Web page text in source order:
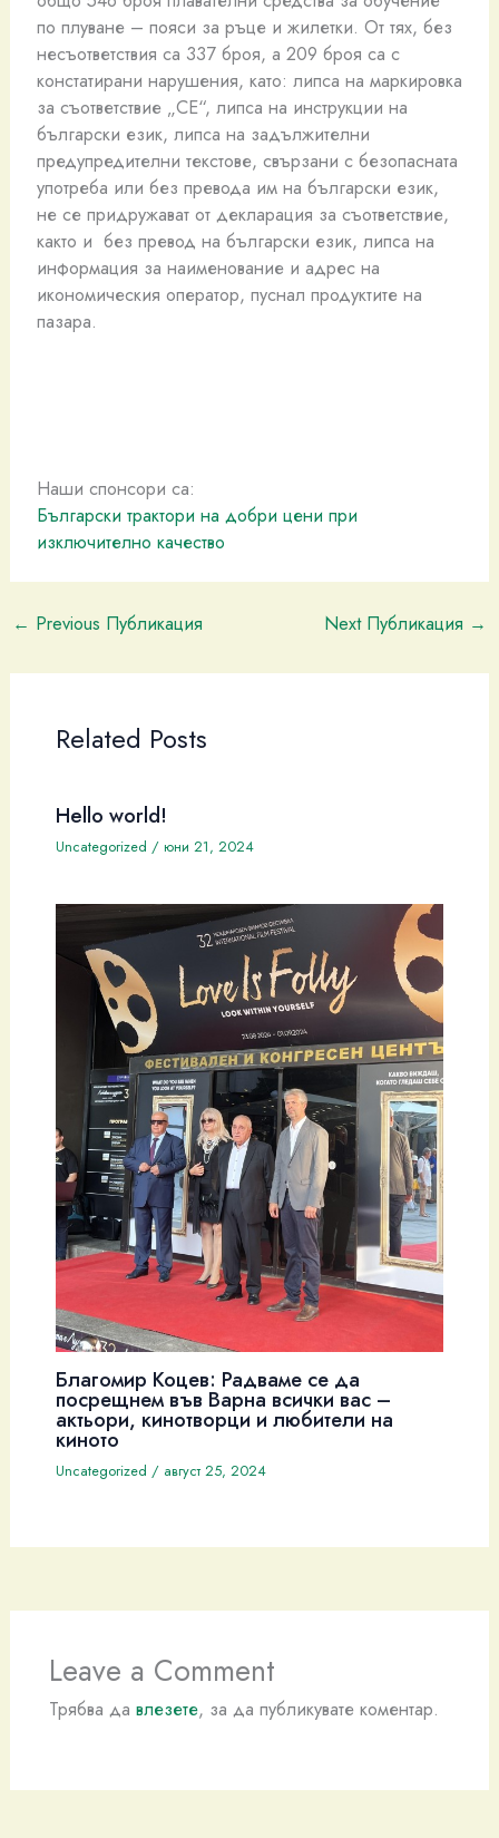
по плуване – пояси за ръце и жилетки. От тях, без
несъответствия са 337 броя, а 209 броя са с
констатирани нарушения, като: липса на маркировка
за съответствие „СЕ“, липса на инструкции на
български език, липса на задължителни
предупредителни текстове, свързани с безопасната
употреба или без превода им на български език,
не се придружават от декларация за съответствие,
както и без превод на български език, липса на
информация за наименование и адрес на
икономическия оператор, пуснал продуктите на
пазара.
Наши спонсори са:
Български трактори на добри цени при
изключително качество
← Previous Публикация Next Публикация →
Related Posts
Hello world!
Uncategorized / юни 21, 2024
Благомир Коцев: Радваме се да
посрещнем във Варна всички вас –
актьори, кинотворци и любители на
киното
Uncategorized / август 25, 2024
Leave a Comment
Трябва да влезете, за да публикувате коментар.